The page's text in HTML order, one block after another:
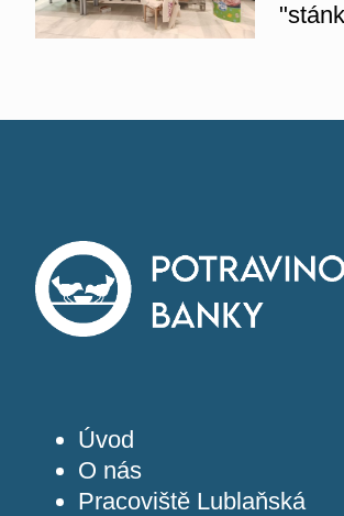
Úvod
O nás
Pracoviště Lublaňská